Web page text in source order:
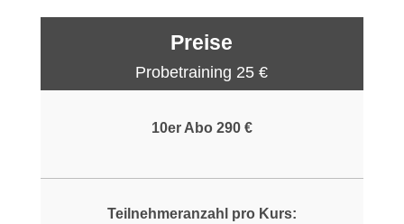
Preise
Probetraining 25 €
10er Abo 290 €
Teilnehmeranzahl pro Kurs: